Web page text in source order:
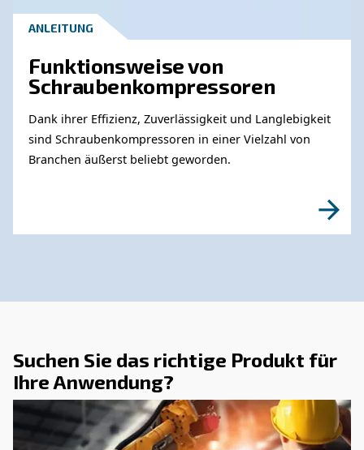
Nutzen Sie Innovationen, um Ihre
führen.
DRUCKLUFTWISSEN
Fünf Vorteile der
(Fern-)Überwachung von